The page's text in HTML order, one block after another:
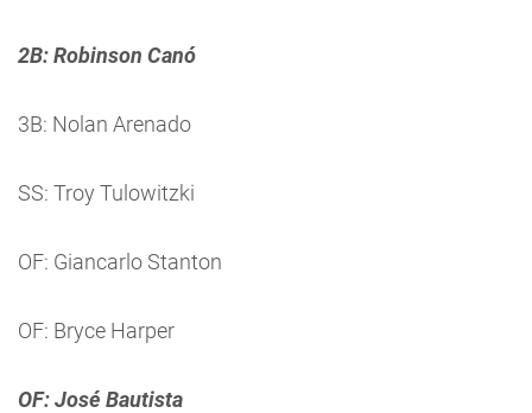
2B: Robinson Canó
3B: Nolan Arenado
SS: Troy Tulowitzki
OF: Giancarlo Stanton
OF: Bryce Harper
OF: José Bautista